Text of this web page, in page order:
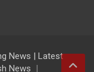
News | Latest
News